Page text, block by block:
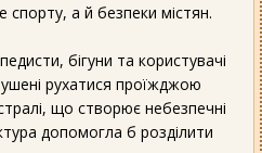
а й безпеки містян.
бігуни та користувачі
рухатися проїжджою
що створює небезпечні
допомогла б розділити